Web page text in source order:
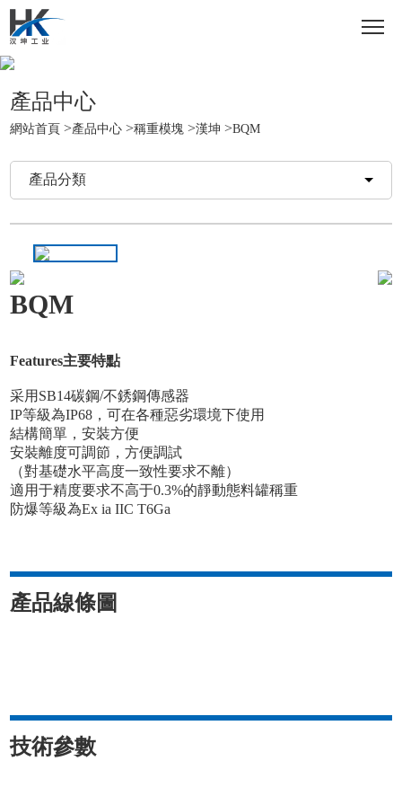
產品中心
網站首頁 >產品中心 >稱重模塊 >漢坤 >BQM
產品分類
BQM
Features主要特點
采用SB14碳鋼/不銹鋼傳感器
IP等級為IP68，可在各種惡劣環境下使用
結構簡單，安裝方便
安裝離度可調節，方便調試
（對基礎水平高度一致性要求不離）
適用于精度要求不高于0.3%的靜動態料罐稱重
防爆等級為Ex ia IIC T6Ga
產品線條圖
技術參數